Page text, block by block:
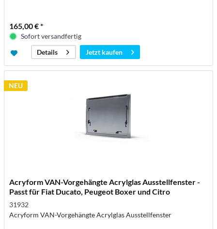
165,00 € *
Sofort versandfertig
Details
Jetzt kaufen
NEU
Acryform VAN-Vorgehängte Acrylglas Ausstellfenster -
Passt für Fiat Ducato, Peugeot Boxer und Citro
31932
Acryform VAN-Vorgehängte Acrylglas Ausstellfenster